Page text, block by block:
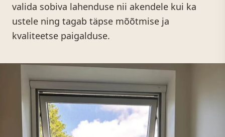
valida sobiva lahenduse nii akendele kui ka
ustele ning tagab täpse mõõtmise ja
kvaliteetse paigalduse.